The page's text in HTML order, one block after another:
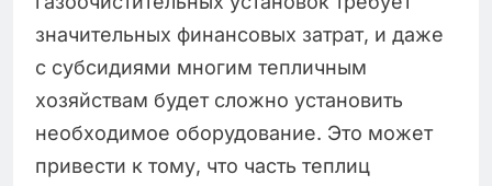
значительных финансовых затрат, и даже
с субсидиями многим тепличным
хозяйствам будет сложно установить
необходимое оборудование. Это может
привести к тому, что часть теплиц